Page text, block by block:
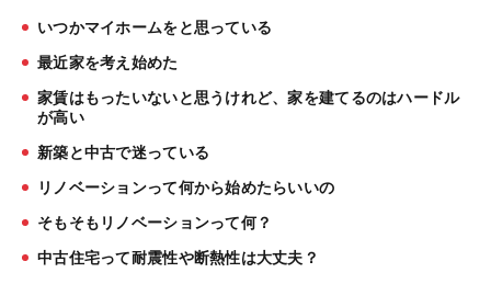
いつかマイホームをと思っている
最近家を考え始めた
家賃はもったいないと思うけれど、家を建てるのはハードル
が高い
新築と中古で迷っている
リノベーションって何から始めたらいいの
そもそもリノベーションって何？
中古住宅って耐震性や断熱性は大丈夫？